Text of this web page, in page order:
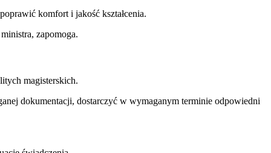
komfort i jakość kształcenia.
zapomoga.
magisterskich.
dokumentacji, dostarczyć w wymaganym terminie odpowiedni